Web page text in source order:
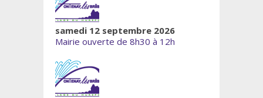
samedi 12 septembre 2026
Mairie ouverte de 8h30 à 12h